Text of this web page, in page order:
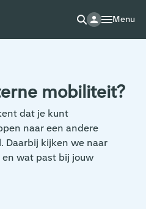
Menu
mobiliteit?
dat je kunt
naar een andere
Daarbij kijken we naar
wat past bij jouw